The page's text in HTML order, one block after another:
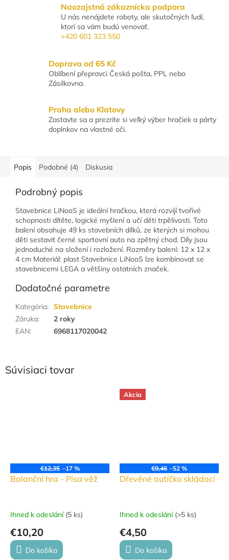
Naozajstná zákaznícka podpora
U nás nenájdete roboty, ale skutočných ľudí,
ktorí sa vám budú venovať.
+420 601 323 550
Doprava od 65 Kč
Oblíbení přepravci Česká pošta, PPL nebo
Zásilkovna.
Praha alebo Klatovy
Zastavte sa a prezrite si veľký výber hračiek a párty
doplnkov na vlastné oči.
Súvisiaci tovar
€12,35 –17 %
Balanční hra - Pisa věž
Ihned k odeslání (5 ks)
€10,20
Do košíka
Akcia
€9,46 –52 %
Dřevěné autíčko skládací
Ihned k odeslání (>5 ks)
€4,50
Do košíka
Popis Podobné (4) Diskusia
Podrobný popis
Stavebnice LiNooS je ideální hračkou, která rozvíjí tvořivé
schopnosti dítěte, logické myšlení a učí děti trpělivosti. Toto
balení obsahuje 49 ks stavebních dílků, ze kterých si mohou
děti sestavit černé sportovní auto na zpětný chod. Díly jsou
jednoduché na složení i rozložení. Rozměry balení: 12 x 12 x
4 cm Materiál: plast Stavebnice LiNooS lze kombinovat se
stavebnicemi LEGA a většiny ostatních značek.
Dodatočné parametre
Kategória: Stavebnice
Záruka:
2 roky
EAN: 6968117020042